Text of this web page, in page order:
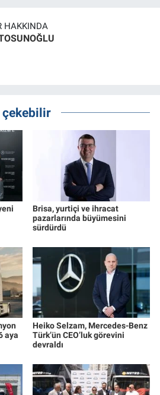
HAKKINDA
Brisa, yurtiçi ve ihracat
pazarlarında büyümesini
sürdürdü
aya
Heiko Selzam, Mercedes-Benz
Türk’ün CEO’luk görevini
devraldı